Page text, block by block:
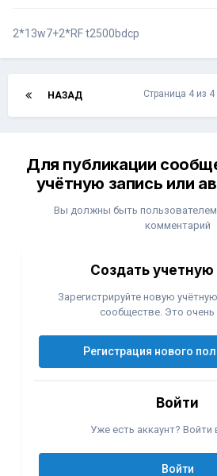
2*13w7+2*RF t2500bdcp
НАЗАД Страница 4 из 4
Для публикации
учётную запись или
Вы должны быть
комментарий
Создать учетную
Зарегистрируйте новую
сообществе. Это очень
Регистрация нового
Войти
Уже есть аккаунт? Войти
Войти